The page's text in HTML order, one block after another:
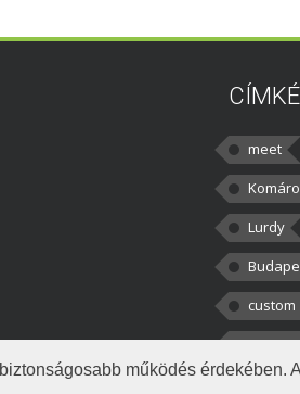
működés érdekében.
meet
Lurdy
custom
v8cars